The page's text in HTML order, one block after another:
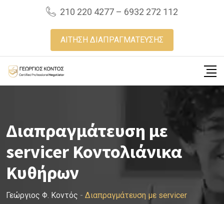
210 220 4277 – 6932 272 112
ΑΙΤΗΣΗ ΔΙΑΠΡΑΓΜΑΤΕΥΣΗΣ
Διαπραγμάτευση με
servicer Κοντολιάνικα
Κυθήρων
Γεώργιος Φ. Κοντός - Διαπραγμάτευση με servicer